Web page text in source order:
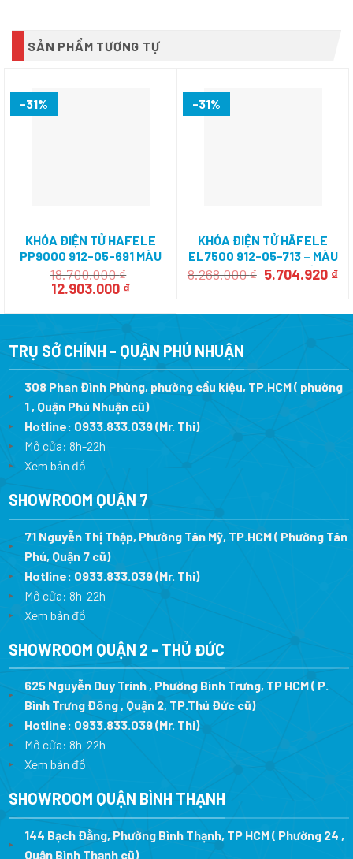
SẢN PHẨM TƯƠNG TỰ
-31%
KHÓA ĐIỆN TỬ HAFELE
PP9000 912-05-691 MÀU
ĐEN
18.700.000₫
Giá
là:
12.903.000 ₫Giá
tại
12.903.000 ₫.
-31%
KHÓA ĐIỆN TỬ HÄFELE
EL7500 912-05-713 – MÀU
BẠC THÂN KHÓA LỚN
8.268.000₫ Giá
8.268.000 ₫.
5.704.920 ₫
là:
TRỤ SỞ CHÍNH - QUẬN PHÚ NHUẬN
308 Phan Đình Phùng, phường cầu kiệu, TP.HCM ( phường
1 , Quận Phú Nhuận cũ)
Hotline: 0933.833.039(Mr. Thi)
Mở cửa: 8h-22h
Xem bản đồ
SHOWROOM QUẬN 7
71 Nguyễn Thị Thập, Phường Tân Mỹ, TP.HCM ( Phường Tân
Phú, Quận 7 cũ)
Hotline: 0933.833.039(Mr. Thi)
Mở cửa: 8h-22h
Xem bản đồ
SHOWROOM QUẬN 2 - THỦ ĐỨC
625 Nguyễn Duy Trinh , Phường Bình Trưng, TP HCM ( P.
Bình Trưng Đông , Quận 2, TP.Thủ Đức cũ)
Hotline: 0933.833.039(Mr. Thi)
Mở cửa: 8h-22h
Xem bản đồ
SHOWROOM QUẬN BÌNH THẠNH
144 Bạch Đằng, Phường Bình Thạnh, TP HCM ( Phường 24 ,
Quận Bình Thạnh cũ)